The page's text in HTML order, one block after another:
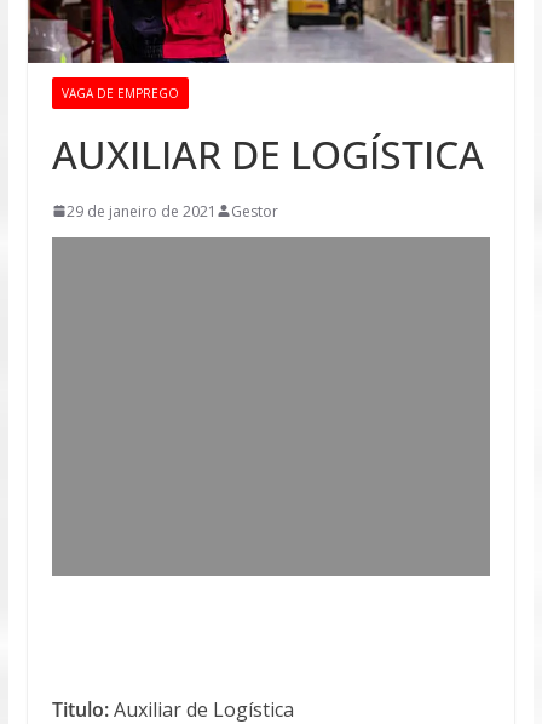
VAGA DE EMPREGO
AUXILIAR DE LOGÍSTICA
29 de janeiro de 2021 Gestor
Titulo:Auxiliar de Logística